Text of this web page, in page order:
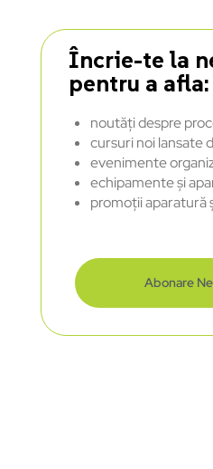
Încrie-te la
pentru a afla:
noutăți despre
cursuri noi lansate
evenimente
echipamente și
promoții aparatură
Abonare